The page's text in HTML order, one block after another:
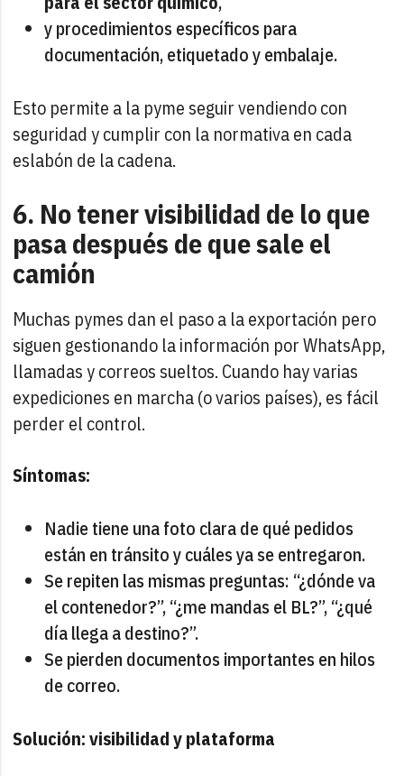
y procedimientos específicos para
documentación, etiquetado y embalaje.
Esto permite a la pyme seguir vendiendo con
seguridad y cumplir con la normativa en cada
eslabón de la cadena.
6. No tener visibilidad de lo que
pasa después de que sale el
camión
Muchas pymes dan el paso a la exportación pero
siguen gestionando la información por WhatsApp,
llamadas y correos sueltos. Cuando hay varias
expediciones en marcha (o varios países), es fácil
perder el control.
Síntomas:
Nadie tiene una foto clara de qué pedidos
están en tránsito y cuáles ya se entregaron.
Se repiten las mismas preguntas: “¿dónde va
el contenedor?”, “¿me mandas el BL?”, “¿qué
día llega a destino?”.
Se pierden documentos importantes en hilos
de correo.
Solución: visibilidad y plataforma